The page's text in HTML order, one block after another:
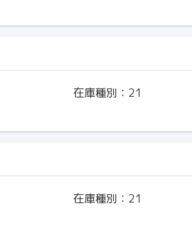
在庫種別： 21
在庫種別： 21